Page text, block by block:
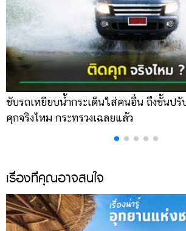
ขับรถเหยียบน้ำกระเด็นใส่คนอื่น ถึงขั้นป
คุกจริงไหม กระทรวงเฉลยแล้ว
เรื่องที่คุณอาจสนใจ